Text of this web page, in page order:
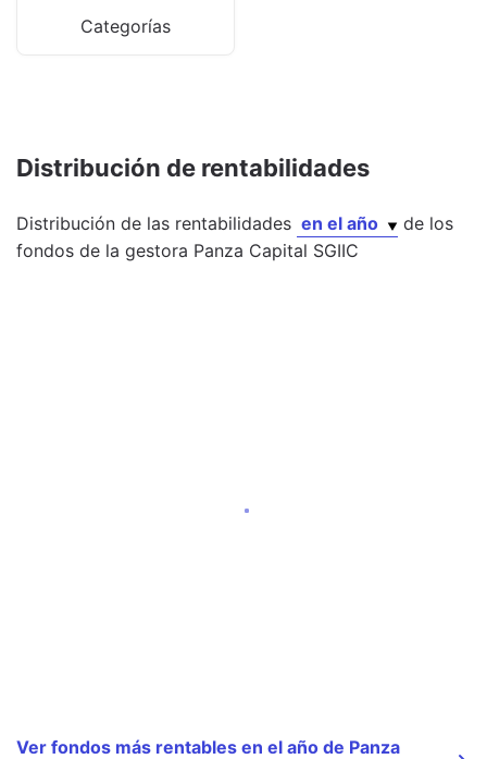
Categorías
Distribución de rentabilidades
Distribución de las rentabilidades en el año
de los
fondos de la gestora Panza Capital SGIIC
Ver fondos más rentables en el año de Panza